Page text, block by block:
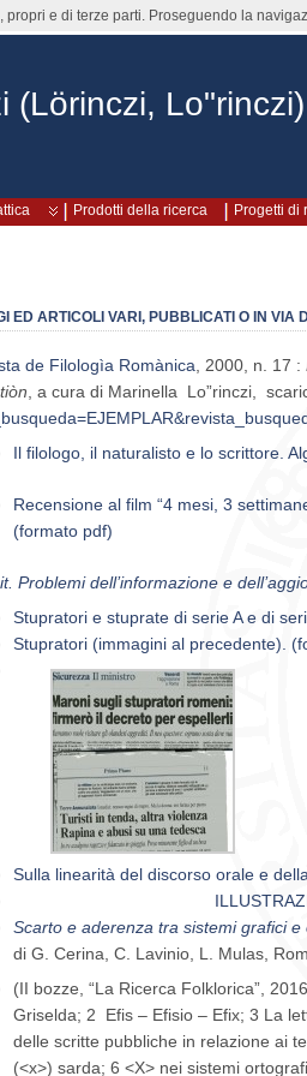
(Lörinczi, Lo"rinczi)
Prodotti della ricerca Progetti di
ED ARTICOLI VARI, PUBBLICATI O IN VIA
de Filologìa Romànica , 2000, n. 17 :
, a cura di Marinella Lo”rinczi,
Il filologo, il naturalisto e lo scrittore.
Recensione al film “4 mesi, 3
(formato pdf)
Problemi dell’informazione e
Stupratori e stuprate di serie A e di
Stupratori (immagini al precedente).
Sulla linearità del discorso orale e
Scarto e aderenza tra sistemi grafici e
di G. Cerina, C. Lavinio, L. Mulas,
(II bozze, “La Ricerca Folklorica”,
Griselda; 2 Efis – Efisio – Efix; 3 La
delle scritte pubbliche in relazione ai
(<x>) sarda; 6 <X> nei sistemi
e di terze parti. Proseguendo la